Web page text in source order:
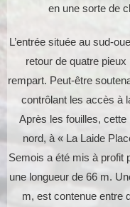
en une sorte de
L’entrée située au sud-
retour de quatre
rempart. Peut-être
contrôlant les accès à
Après les fouilles,
nord, à « La Laide
Semois a été mis à profit
une longueur de 66 m.
m, est contenue entre